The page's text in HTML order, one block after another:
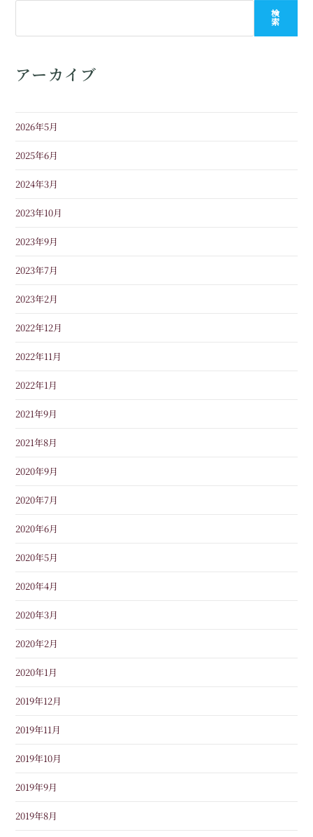
検
索
アーカイブ
2026年5月
2025年6月
2024年3月
2023年10月
2023年9月
2023年7月
2023年2月
2022年12月
2022年11月
2022年1月
2021年9月
2021年8月
2020年9月
2020年7月
2020年6月
2020年5月
2020年4月
2020年3月
2020年2月
2020年1月
2019年12月
2019年11月
2019年10月
2019年9月
2019年8月